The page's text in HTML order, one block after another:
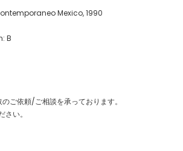
Mexico, 1990
B
ご依頼/ご相談を承っております。
い。